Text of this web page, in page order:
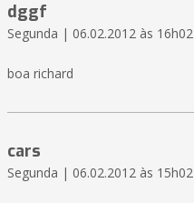
dggf
Segunda | 06.02.2012 às 16h02
boa richard
cars
Segunda | 06.02.2012 às 15h02